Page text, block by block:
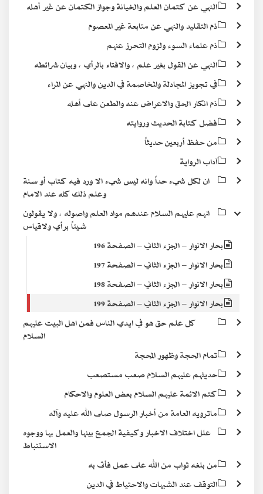
النهي عن كتمان العلم والخيانة وجواز الكتمان عن غير أهله
ذم التقليد والنهي عن متابعة غير المعصوم
ذم علماء السوء ولزوم التحرز عنهم
النهي عن القول بغير علم ، والافتاء بالرأي ، وبيان شرائطه
في تجويز المجادلة والمخاصمة في الدين والنهي عن المراء
ذم انكار الحق والاعراض عنه والطعن على أهله
فضل كتابة الحديث وروايته
من حفظ أربعين حديثاً
آداب الرواية
ان لكل شيء حداً وانه ليس شيء الا ورد فيه كتاب أو سنة
وعلم ذلك كله عند الامام
انهم عليهم السلام عندهم مواد العلم واصوله ، ولا يقولون
شيئاً برأي ولاقياس
بحار الانوار – الجزء الثاني – الصفحة 196
بحار الانوار – الجزء الثاني – الصفحة 197
بحار الانوار – الجزء الثاني – الصفحة 198
بحار الانوار – الجزء الثاني – الصفحة 199
كل علم حق هو في ايدي الناس فمن اهل البيت عليهم
السلام
تمام الحجة وظهور المحجة
حديثهم عليهم السلام صعب مستصعب
كتم الائمة عليهم السلام بعض العلوم والاحكام
ماترويه العامة من أخبار الرسول صلى الله عليه وآله
علل اختلاف الاخبار وكيفية الجمع بينها والعمل بها ووجوه
الاستنباط
من بلغه ثواب من الله على عمل فأتى به
التوقف عند الشبهات والاحتياط في الدين